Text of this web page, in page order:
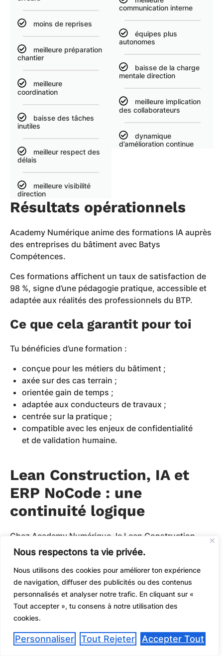
Nous respectons ta vie privée.
Nous utilisons des cookies pour améliorer ton expérience
de navigation, diffuser des publicités ou des contenus
personnalisés et analyser notre trafic. En cliquant sur «
Tout accepter », tu consens à notre utilisation des
cookies.
Personnaliser Tout Rejeter Accepter Tout
moins de reprises
meilleure préparation
chantier
meilleure
coordination
baisse des tâches
inutiles
meilleur respect des
délais
meilleure visibilité
direction
communication interne
équipes plus
autonomes
baisse de la charge
mentale direction
meilleure implication
des collaborateurs
dynamique
d’amélioration continue
Résultats opérationnels
Academy Numérique anime des formations IA auprès
des entreprises du bâtiment avec Batys
Compétences.
Ces formations affichent un taux de satisfaction de
98 %, signe d’une pédagogie pratique, accessible et
adaptée aux réalités des professionnels du BTP.
Ce que cela garantit pour toi
Tu bénéficies d’une formation :
conçue pour les métiers du bâtiment ;
axée sur des cas terrain ;
orientée gain de temps ;
adaptée aux conducteurs de travaux ;
centrée sur la pratique ;
compatible avec les enjeux de confidentialité
et de validation humaine.
Lean Construction, IA et
ERP NoCode : une
continuité logique
Chez Academy Numérique, le Lean Construction
n’est pas isolé de la transformation digitale.
Il sert souvent de première étape avant de déployer
des outils numériques efficaces.
Pourquoi ?
Parce qu’un ERP NoCode, une automatisation ou un
assistant IA n’apportent de valeur que si les
processus sont clairs.